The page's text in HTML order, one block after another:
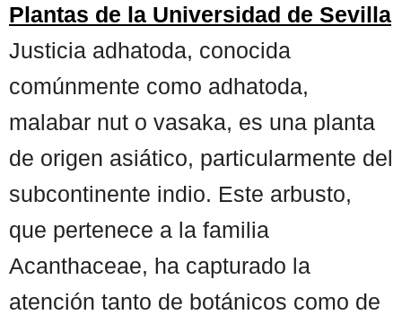
Plantas de la Universidad de Sevilla
Justicia adhatoda, conocida
comúnmente como adhatoda,
malabar nut o vasaka, es una planta
de origen asiático, particularmente del
subcontinente indio. Este arbusto,
que pertenece a la familia
Acanthaceae, ha capturado la
atención tanto de botánicos como de